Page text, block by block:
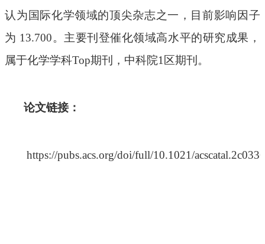
认为国际化学领域的顶尖杂志之一，目前影响因子
为 13.700。主要刊登催化领域高水平的研究成果，
属于化学学科Top期刊，中科院1区期刊。
论文链接：
https://pubs.acs.org/doi/full/10.1021/